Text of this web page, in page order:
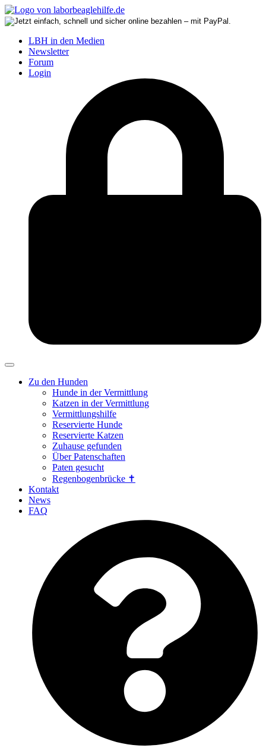
LBH in den Medien
Newsletter
Forum
Login
Zu den Hunden
Hunde in der Vermittlung
Katzen in der Vermittlung
Vermittlungshilfe
Reservierte Hunde
Reservierte Katzen
Zuhause gefunden
Über Patenschaften
Paten gesucht
Regenbogenbrücke ✝
Kontakt
News
FAQ